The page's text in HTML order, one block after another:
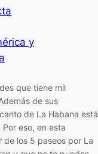
y
que tiene mil
de sus
de La Habana está
eso, en esta
los 5 paseos por La